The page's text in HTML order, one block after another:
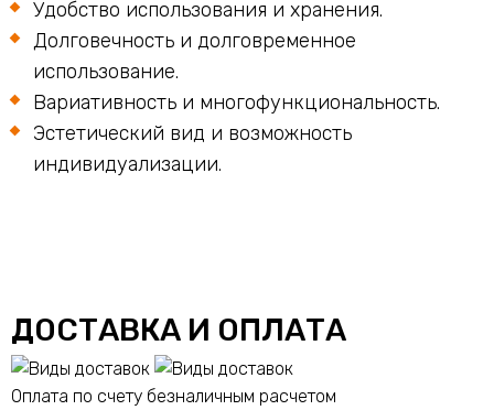
Удобство использования и хранения.
Долговечность и долговременное
использование.
Вариативность и многофункциональность.
Эстетический вид и возможность
индивидуализации.
ДОСТАВКА И ОПЛАТА
Оплата по счету безналичным расчетом